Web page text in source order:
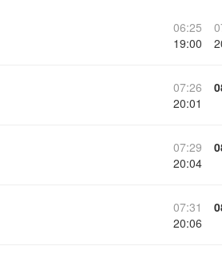
06:25
19:00
07:26
20:01
07:29
20:04
07:31
20:06